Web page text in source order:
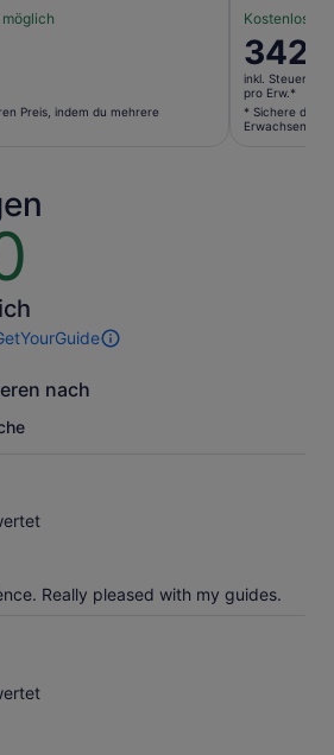
Preis, indem du mehrere
Kostenlose
Der
Preis
beträgt
342 €
342
inkl. Steuern &
pro Erw.*
* Sichere dir
Erwachsene
nach
Really pleased with my guides.